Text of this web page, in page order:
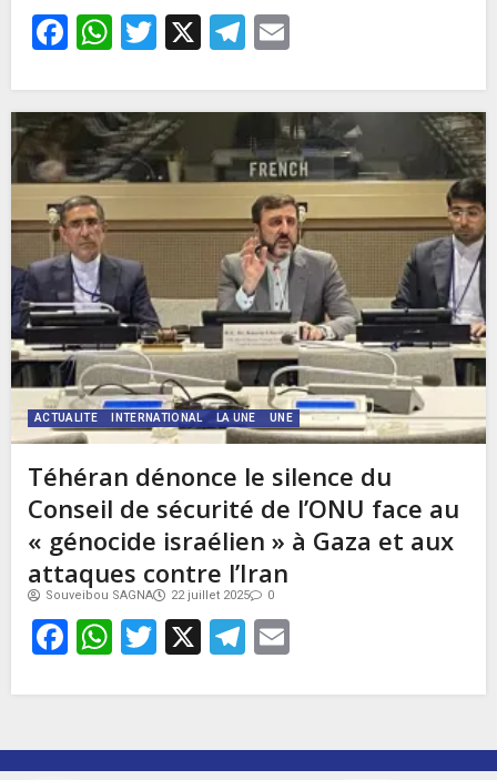
Facebook
WhatsApp
Twitter
X Telegram
ACTUALITE INTERNATIONAL LA UNE UNE
Téhéran dénonce le silence du
Conseil de sécurité de l’ONU face au
« génocide israélien » à Gaza et aux
attaques contre l’Iran
Souveibou SAGNA 22 juillet 2025 0
Facebook
WhatsApp
Twitter
X Telegram